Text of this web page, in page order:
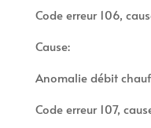
Code erreur 106,
Cause:
Anomalie débit
Code erreur 107,